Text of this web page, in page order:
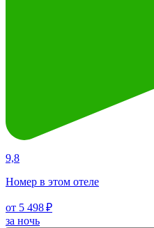
9,8
Номер в этом отеле
от 5 498 ₽
за ночь